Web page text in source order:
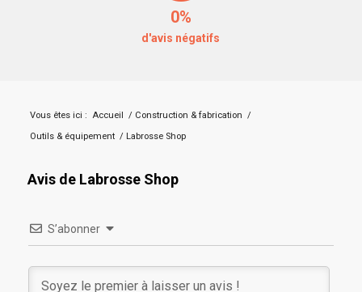
0%
d'avis négatifs
Vous êtes ici : Accueil / Construction & fabrication /
Outils & équipement / Labrosse Shop
Avis de Labrosse Shop
S’abonner